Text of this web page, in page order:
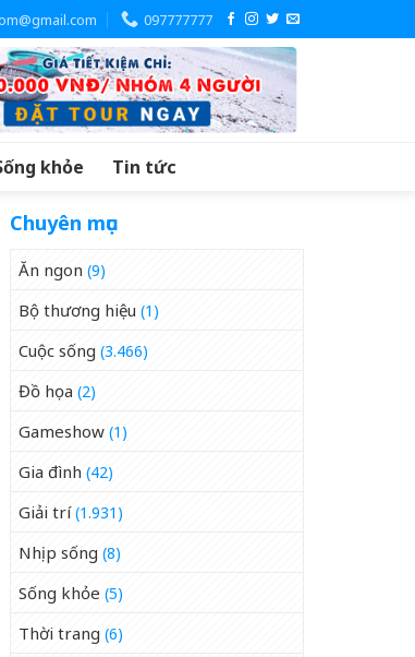
097777777
khỏe Tin tức
Chuyên mục
Ăn ngon (9)
Bộ thương hiệu (1)
Cuộc sống (3.466)
Đồ họa (2)
Gameshow (1)
Gia đình (42)
Giải trí(1.931)
Nhịp sống (8)
Sống khỏe (5)
Thời trang (6)